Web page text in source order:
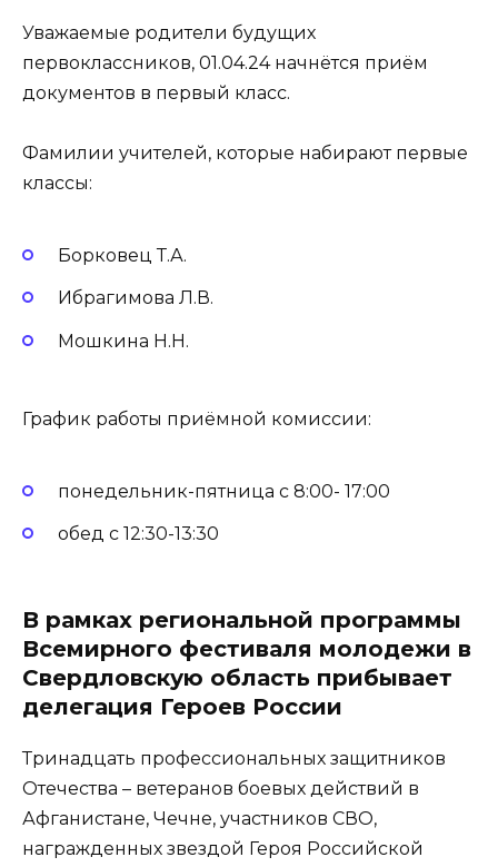
Уважаемые родители будущих
первоклассников, 01.04.24 начнётся приём
документов в первый класс.
Фамилии учителей, которые набирают первые
классы:
Борковец Т.А.
Ибрагимова Л.В.
Мошкина Н.Н.
График работы приёмной комиссии:
понедельник-пятница с 8:00- 17:00
обед с 12:30-13:30
В рамках региональной программы
Всемирного фестиваля молодежи в
Свердловскую область прибывает
делегация Героев России
Тринадцать профессиональных защитников
Отечества – ветеранов боевых действий в
Афганистане, Чечне, участников СВО,
награжденных звездой Героя Российской